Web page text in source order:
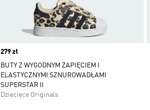
Price
279 zł
BUTY Z WYGODNYM ZAPIĘCIEM I
ELASTYCZNYMI SZNUROWADŁAMI
SUPERSTAR II
Dziecięce Originals